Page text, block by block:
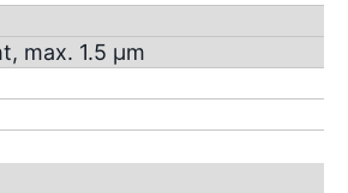
max. 1.5 µm